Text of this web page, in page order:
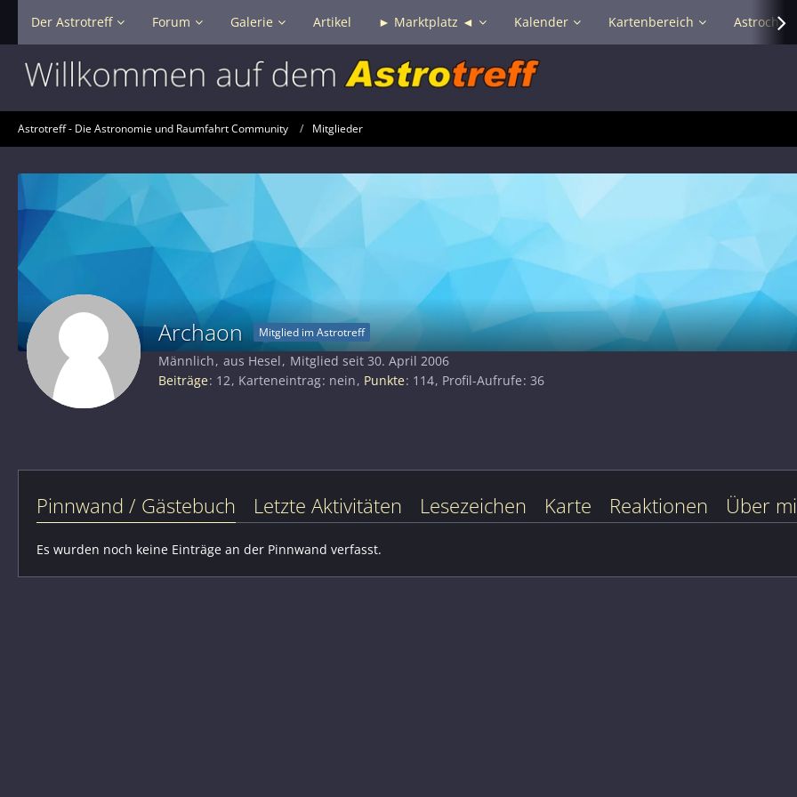
Der Astrotreff Forum Galerie Artikel ► Marktplatz ◄ Kalender Kartenbereich Astrochat
Astrotreff - Die Astronomie und Raumfahrt Community Mitglieder
Archaon Mitglied im Astrotreff
Männlich aus Hesel
Mitglied seit 30. April 2006
Beiträge 12 Karteneintrag nein Punkte 114 Profil-Aufrufe 36
Pinnwand / Gästebuch Letzte Aktivitäten Lesezeichen Karte Reaktionen Über
Es wurden noch keine Einträge an der Pinnwand verfasst.